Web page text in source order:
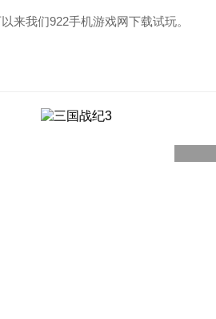
来我们922手机游戏网下载试玩。